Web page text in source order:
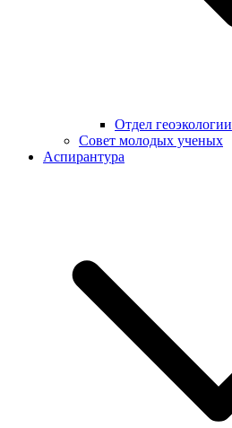
Отдел геоэкологии
Совет молодых ученых
Аспирантура